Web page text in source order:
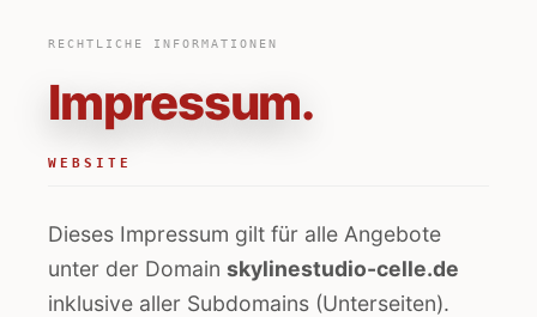
RECHTLICHE INFORMATIONEN
Impressum.
WEBSITE
Dieses Impressum gilt für alle Angebote
unter der Domain skylinestudio-celle.de
inklusive aller Subdomains (Unterseiten).